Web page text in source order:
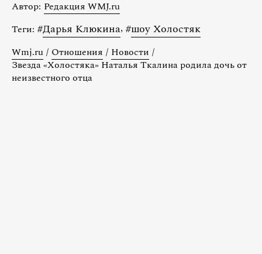
Автор: Редакция WMJ.ru
Теги: #Дарья Клюкина, #шоу Холостяк
Wmj.ru / Отношения / Новости /
Звезда «Холостяка» Наталья Ткалина родила дочь от
неизвестного отца